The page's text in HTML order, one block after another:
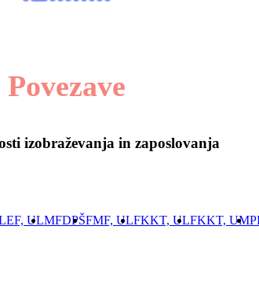
Povezave
izobraževanja in zaposlovanja
EF, ULMFDPŠFMF, ULFKKT, ULFKKT, UM